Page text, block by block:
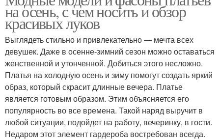
на осень, с чем носить и обзор
красивых луков
Выглядеть стильно и привлекательно — мечта всех
девушек. Даже в осенне-зимний сезон можно оставаться
женственной и утонченной. Добиться этого несложно.
Платья на холодную осень и зиму помогут создать яркий
образ, который скрасит длинные вечера. Платье
является готовым образом. Этим объясняется его
популярность во все времена. Такой наряд выручит в
любой ситуации, подойдет на работу, вечеринку, в гости.
Недаром этот элемент гардероба востребован всегда.